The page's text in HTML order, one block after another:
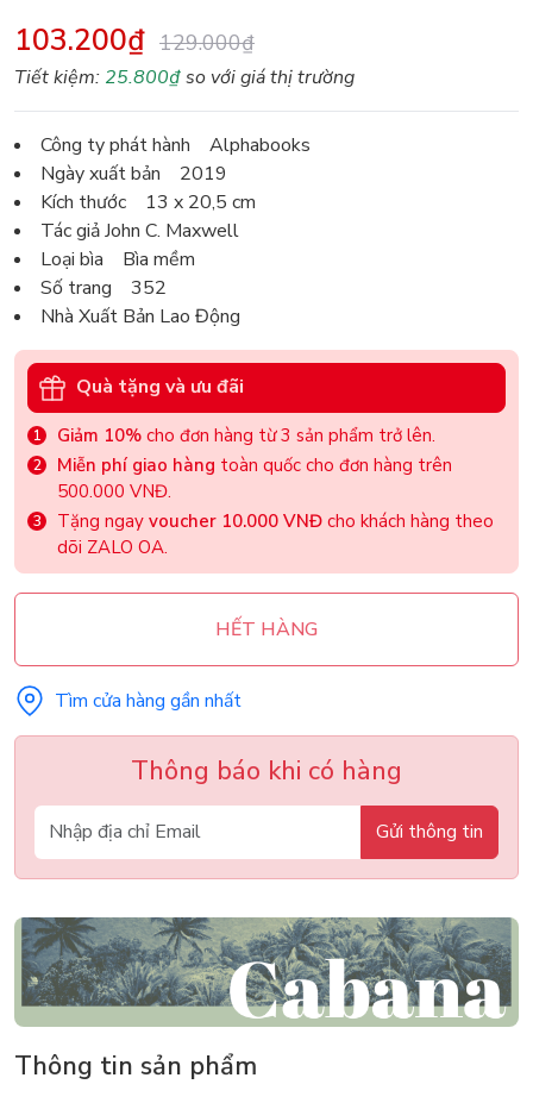
103.200₫ 129.000₫
Tiết kiệm: 25.800₫so với giá thị trường
Công ty phát hành Alphabooks
Ngày xuất bản 2019
Kích thước 13 x 20,5 cm
Tác giả John C. Maxwell
Loại bìa Bìa mềm
Số trang 352
Nhà Xuất Bản Lao Động
Quà tặng và ưu đãi
Giảm 10% cho đơn hàng từ 3 sản phẩm trở lên.
Miễn phí giao hàng toàn quốc cho đơn hàng trên
500.000 VNĐ.
Tặng ngay voucher 10.000 VNĐ cho khách hàng theo
dõi ZALO OA.
HẾT HÀNG
Tìm cửa hàng gần nhất
Thông báo khi có hàng
Gửi thông tin
Thông tin sản phẩm